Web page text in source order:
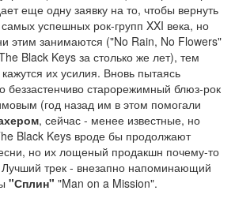
еще одну заявку на то, чтобы вернуть
успешных рок-групп XXI века, но
этим занимаются ("No Rain, No Flowers"
Black Keys за столько же лет), тем
их усилия. Вновь пытаясь
беззастенчиво старорежимный блюз-рок
(год назад им в этом помогали
, сейчас - менее известные, но
Black Keys вроде бы продолжают
но их лощеный продакшн почему-то
Лучший трек - внезапно напоминающий
"Сплин" "Man on a Mission".